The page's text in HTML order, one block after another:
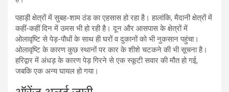
पहाड़ी क्षेत्रों में सुबह-शाम ठंड का एहसास हो रहा है। हालांकि, मैदानी क्षेत्रों में
कहीं-कहीं दिन में उमस भी हो रही है। दून और आसपास के क्षेत्रों में
ओलावृष्टि से पेड़-पौधों के साथ ही घरों व दुकानों को भी नुकसान पहुंचा।
ओलावृष्टि के कारण कुछ स्थानों पर कार के शीशे चटकने की भी सूचना है।
हरिद्वार में अंधड़ के कारण पेड़ गिरने से एक स्कूटी सवार की मौत हो गई,
जबकि एक अन्य घायल हो गया।